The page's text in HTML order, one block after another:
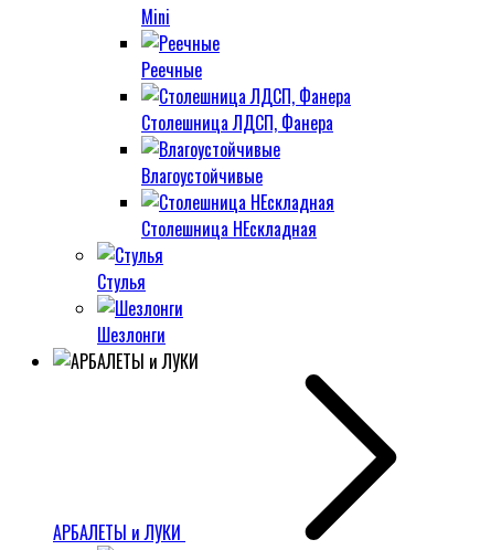
Mini
Реечные
Столешница ЛДСП, Фанера
Влагоустойчивые
Столешница НЕскладная
Стулья
Шезлонги
АРБАЛЕТЫ и ЛУКИ